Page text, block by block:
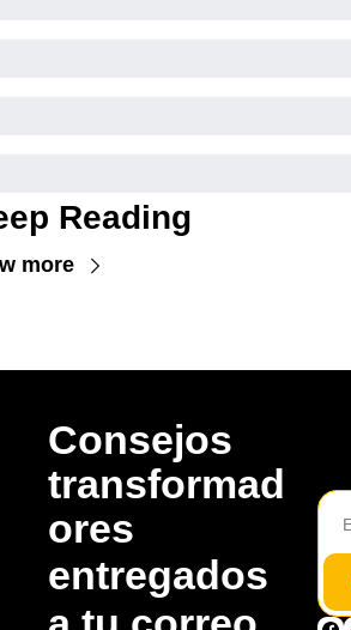
Reading
more
Consejos
transformad
ores
entregados